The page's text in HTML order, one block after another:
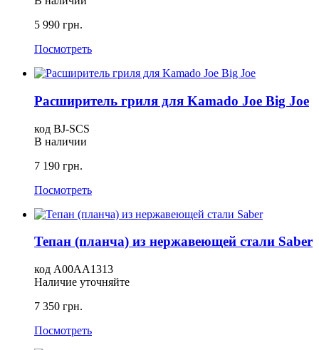
5 990 грн.
Посмотреть
Расширитель гриля для Kamado Joe Big Joe
код BJ-SCS
В наличии
7 190 грн.
Посмотреть
Тепан (планча) из нержавеющей стали Saber
код A00AA1313
Наличие уточняйте
7 350 грн.
Посмотреть